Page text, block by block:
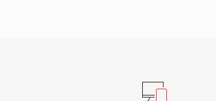
이 포맷은 레거시 미디어 라이브러리에